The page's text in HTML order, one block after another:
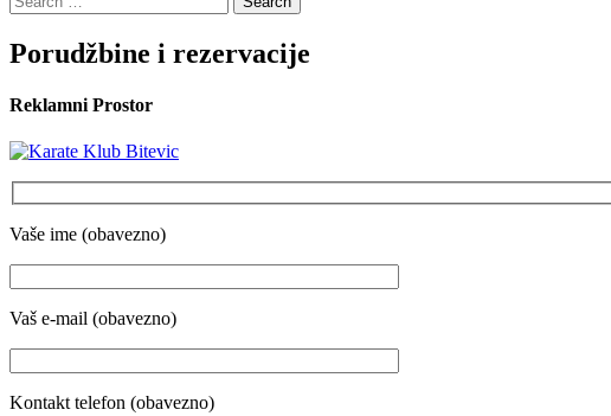
for:
Porudžbine i rezervacije
Reklamni Prostor
Vaše ime (obavezno)
Vaš e-mail (obavezno)
Kontakt telefon (obavezno)